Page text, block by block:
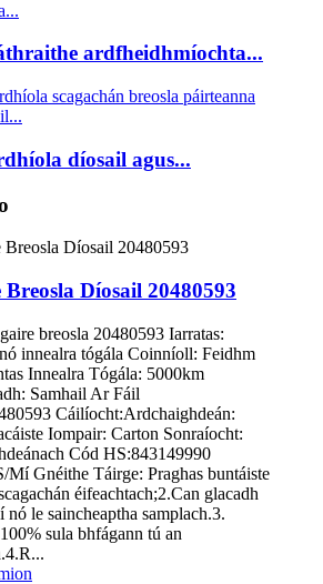
ardfheidhmíochta...
díosail agus...
Breosla Díosail 20480593
breosla 20480593 Iarratas:
innealra tógála Coinníoll: Feidhm
Innealra Tógála: 5000km
Samhail Ar Fáil
Cáilíocht:Ardchaighdeán:
Iompair: Carton Sonraíocht:
Cód HS:843149990
Mí Gnéithe Táirge: Praghas buntáiste
éifeachtach;2.Can glacadh
nó le saincheaptha samplach.3.
sula bhfágann tú an